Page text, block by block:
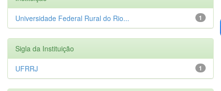
1
Universidade Federal Rural do Rio...
Sigla da Instituição
1
UFRRJ